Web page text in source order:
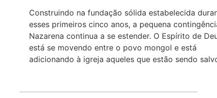
Construindo na fundação sólida estabelecida
esses primeiros cinco anos, a pequena
Nazarena continua a se estender. O Espírito de
está se movendo entre o povo mongol e está
adicionando à igreja aqueles que estão sendo